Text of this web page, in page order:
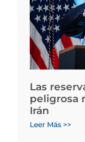
Las
peligrosa
Irán
Leer Más >>